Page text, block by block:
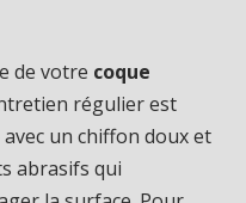
de votre coque
régulier est
un chiffon doux et
abrasifs qui